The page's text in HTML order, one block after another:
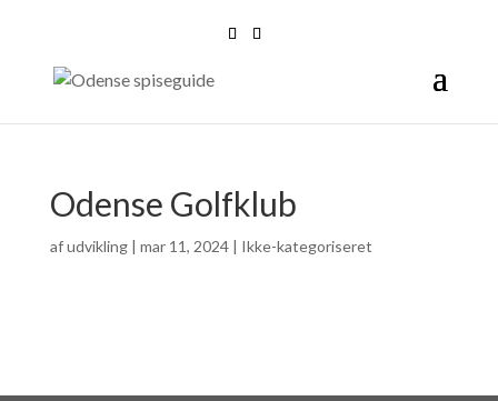
Odense Golfklub
afudvikling| mar 11, 2024| Ikke-kategoriseret